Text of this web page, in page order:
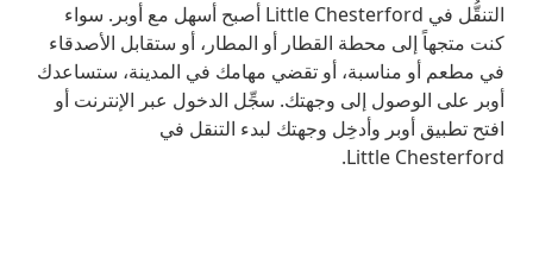
التنقُّل في Little Chesterford أصبح أسهل مع أوبر. سواء
كنت متجهاً إلى محطة القطار أو المطار، أو ستقابل الأصدقاء
في مطعم أو مناسبة، أو تقضي مهامك في المدينة، ستساعدك
أوبر على الوصول إلى وجهتك. سجِّل الدخول عبر الإنترنت أو
افتح تطبيق أوبر وأدخِل وجهتك لبدء التنقل في
Little Chesterford.